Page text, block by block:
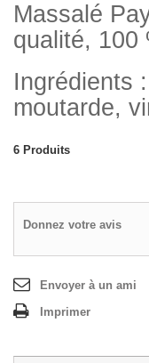
Massalé
qualité, 100
Ingrédients
moutarde,
6 Produits
Donnez votre avis
Envoyer à un ami
Imprimer